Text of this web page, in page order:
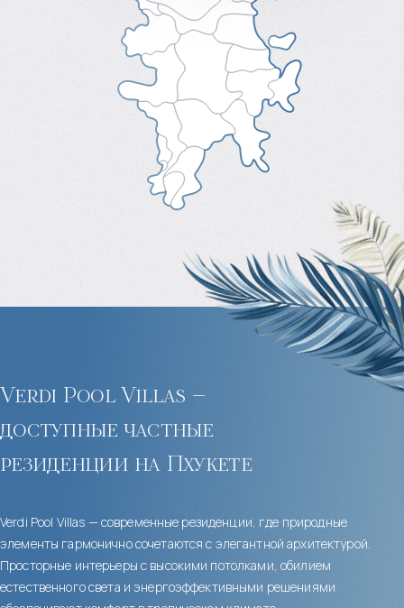
Verdi Pool Villas –
доступные частные
резиденции на Пхукете
Verdi Pool Villas — современные резиденции, где природные
элементы гармонично сочетаются с элегантной архитектурой.
Просторные интерьеры с высокими потолками, обилием
естественного света и энергоэффективными решениями